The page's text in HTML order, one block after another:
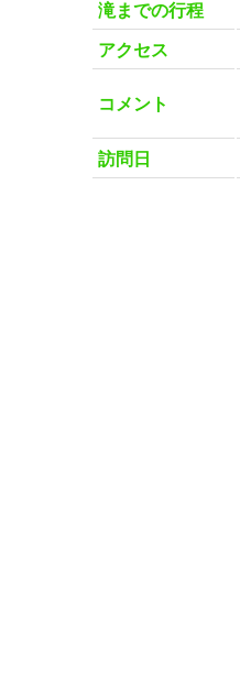
滝までの行程
アクセス
コメント
訪問日